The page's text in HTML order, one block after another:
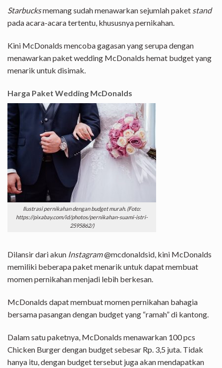
Starbucksmemang sudah menawarkan sejumlah paket stand
pada acara-acara tertentu, khususnya pernikahan.
Kini McDonalds mencoba gagasan yang serupa dengan
menawarkan paket wedding McDonalds hemat budget yang
menarik untuk disimak.
Harga Paket Wedding McDonalds
Ilustrasi pernikahan dengan budget murah. (Foto:
https://pixabay.com/id/photos/pernikahan-suami-istri-
2595862/)
Dilansir dari akun Instagram@mcdonaldsid, kini McDonalds
memiliki beberapa paket menarik untuk dapat membuat
momen pernikahan menjadi lebih berkesan.
McDonalds dapat membuat momen pernikahan bahagia
bersama pasangan dengan budget yang “ramah” di kantong.
Dalam satu paketnya, McDonalds menawarkan 100 pcs
Chicken Burger dengan budget sebesar Rp. 3,5 juta. Tidak
hanya itu, dengan budget tersebut juga akan mendapatkan